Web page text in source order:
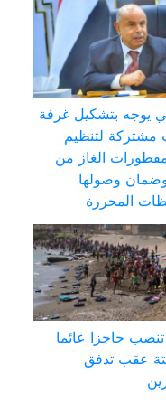
يوجه بتشكيل غرفة
مشتركة لتنظيم
الغاز من
وصولها
المحررة
تنصب حاجزا عائما
عقب تدفق